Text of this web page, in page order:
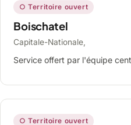
○ Territoire ouvert
Boischatel
Capitale-Nationale,
Service offert par l'équipe
○ Territoire ouvert